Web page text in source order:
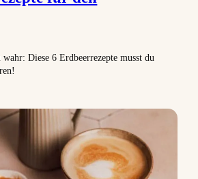
Diese 6 Erdbeerrezepte musst du